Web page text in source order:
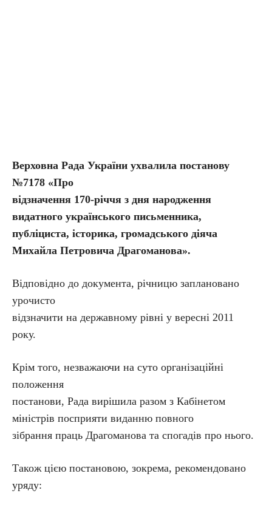
Верховна Рада України ухвалила постанову
№7178 «Про
відзначення 170-річчя з дня народження
видатного українського письменника,
публіциста, історика, громадського діяча
Михайла Петровича Драгоманова».
Відповідно до документа, річницю заплановано
урочисто
відзначити на державному рівні у вересні 2011
року.
Крім того, незважаючи на суто організаційні
положення
постанови, Рада вирішила разом з Кабінетом
міністрів посприяти виданню повного
зібрання праць Драгоманова та спогадів про нього.
Також цією постановою, зокрема, рекомендовано
уряду: